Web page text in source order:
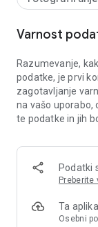
ki združuje
videoposnetke in
vdelanih na
zgodbo shranite
pozneje natisnili.
Spomini
Shranite in
koli poseben
besedila in
Varnost
Razumevanje,
podatke, je prvi
zagotavljanje
na vašo uporabo,
te podatke in jih
Podatki
Preberite
Ta
Osebni